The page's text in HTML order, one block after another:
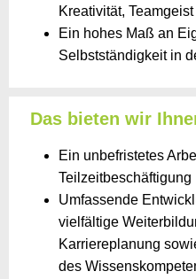
Kreativität,
Ein hohes Maß an
Selbstständigkeit in
Das bieten wir
Ein unbefristetes
Teilzeitbeschäftigung
Umfassende
vielfältige
Karriereplanung
des